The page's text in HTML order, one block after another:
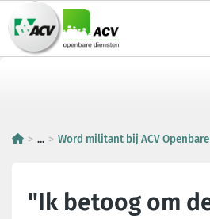
... Word militant bij ACV
"Ik betoog om